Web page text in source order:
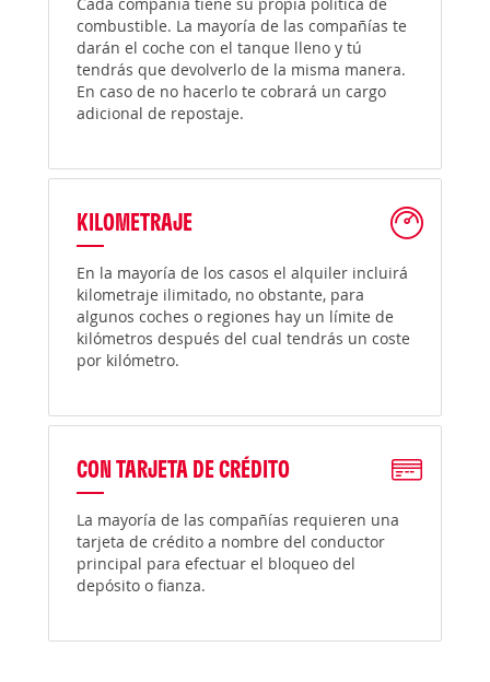
combustible. La mayoría de las compañías te
darán el coche con el tanque lleno y tú
tendrás que devolverlo de la misma manera.
En caso de no hacerlo te cobrará un cargo
adicional de repostaje.
KILOMETRAJE
En la mayoría de los casos el alquiler incluirá
kilometraje ilimitado, no obstante, para
algunos coches o regiones hay un límite de
kilómetros después del cual tendrás un coste
por kilómetro.
CON TARJETA DE CRÉDITO
La mayoría de las compañías requieren una
tarjeta de crédito a nombre del conductor
principal para efectuar el bloqueo del
depósito o fianza.